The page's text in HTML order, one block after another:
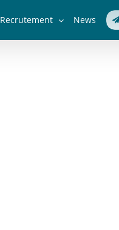
Recrutement News